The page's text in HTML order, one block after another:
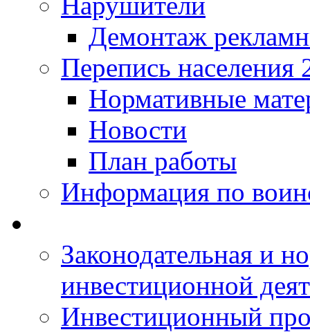
Демонтаж
Перепись населения
Нормативные
Новости
План работы
Информация по
Законодательная и
инвестиционной
Инвестиционный